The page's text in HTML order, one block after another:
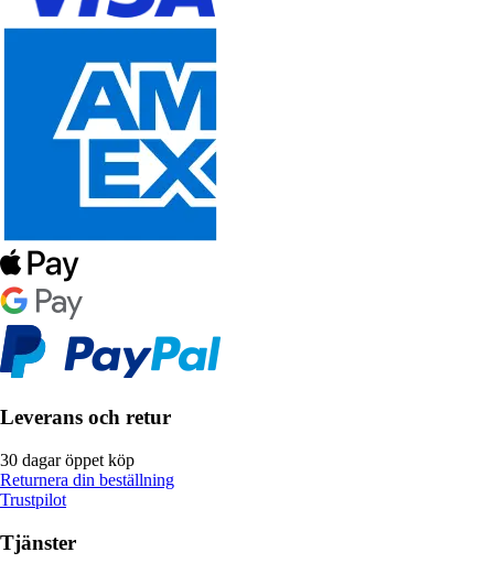
Leverans och retur
30 dagar öppet köp
Returnera din beställning
Trustpilot
Tjänster